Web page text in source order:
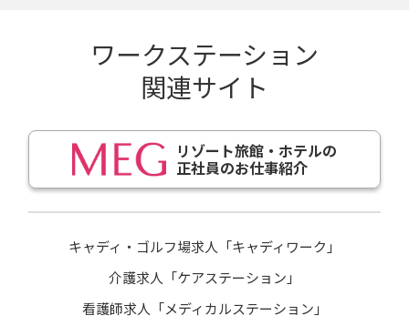
ワークステーション
関連サイト
リゾート旅館・ホテルの
正社員のお仕事紹介
キャディ・ゴルフ場求人「キャディワーク」
介護求人「ケアステーション」
看護師求人「メディカルステーション」